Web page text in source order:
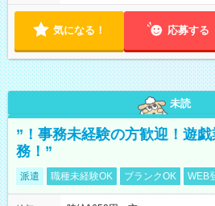
気になる！ 応募する
未読
”！事務未経験の方歓迎！遊
務！”
派遣 職種未経験OK ブランクOK WEB